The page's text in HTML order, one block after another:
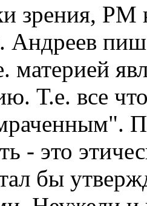
зрения, РМ
Андреев
материей
Т.е. все
- это
бы